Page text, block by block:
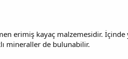
erimiş kayaç malzemesidir.
mineraller de bulunabilir.